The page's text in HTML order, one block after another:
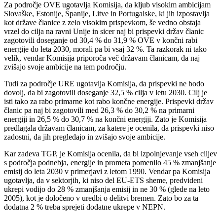
Za področje OVE ugotavlja Komisija, da kljub visokim ambicijam
Slovaške, Estonije, Španije, Litve in Portugalske, ki jih izpostavlja
kot države članice z zelo visokim prispevkom, še vedno obstaja
vrzel do cilja na ravni Unije in sicer naj bi prispevki držav članic
zagotovili doseganje od 30,4 % do 31,9 % OVE v končni rabi
energije do leta 2030, morali pa bi vsaj 32 %. Ta razkorak ni tako
velik, vendar Komisija priporoča več državam članicam, da naj
zvišajo svoje ambicije na tem področju.
Tudi za področje URE ugotavlja Komisija, da prispevki ne bodo
dovolj, da bi zagotovili doseganje 32,5 % cilja v letu 2030. Cilj je
isti tako za rabo primarne kot rabo končne energije. Prispevki držav
članic pa naj bi zagotovili med 26,3 % do 30,2 % na primarni
energiji in 26,5 % do 30,7 % na končni energiji. Zato je Komisija
predlagala državam članicam, za katere je ocenila, da prispevki niso
zadostni, da jih pregledajo in zvišajo svoje ambicije.
Kar zadeva TGP, je Komisija ocenila, da bi izpolnjevanje vseh ciljev
s področja podnebja, energije in prometa pomenilo 45 % zmanjšanje
emisij do leta 2030 v primerjavi z letom 1990. Vendar pa Komisija
ugotavlja, da v sektorjih, ki niso del EU-ETS sheme, predvideni
ukrepi vodijo do 28 % zmanjšanja emisij in ne 30 % (glede na leto
2005), kot je določeno v uredbi o delitvi bremen. Zato bo za ta
dodatna 2 % treba sprejeti dodatne ukrepe v NEPN.